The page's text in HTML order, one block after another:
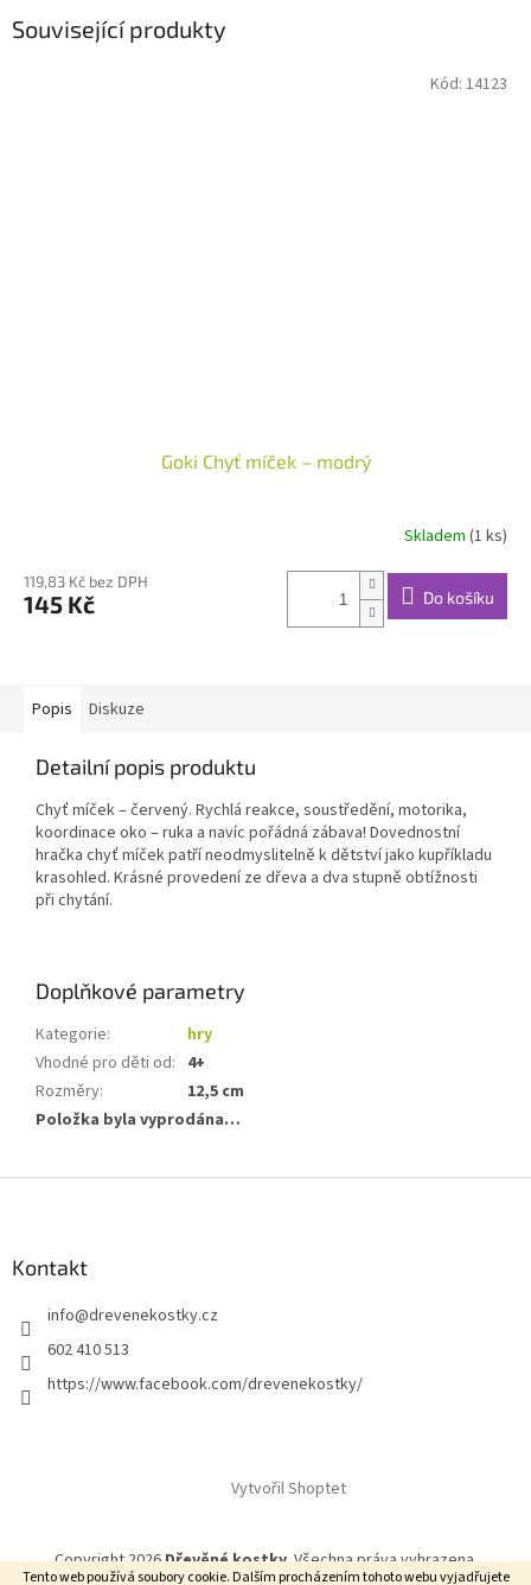
Tento web používá soubory cookie. Dalším procházením tohoto webu vyjadřujete
Související produkty
Goki Chyť míček – modrý
Skladem (1 ks)
119,83 Kč bez DPH
145 Kč Do košíku
Kód: 14123
Popis Diskuze
Detailní popis produktu
Chyť míček – červený. Rychlá reakce, soustředění, motorika,
koordinace oko – ruka a navíc pořádná zábava! Dovednostní
hračka chyť míček patří neodmyslitelně k dětství jako kupříkladu
krasohled. Krásné provedení ze dřeva a dva stupně obtížnosti
při chytání.
Doplňkové parametry
Kategorie:
hry
Vhodné pro děti od: 4+
Rozměry:
12,5 cm
Položka byla vyprodána…
Kontakt
info@drevenekostky.cz
602 410 513
https://www.facebook.com/drevenekostky/
Vytvořil Shoptet
Copyright 2026Dřevěné kostky. Všechna práva vyhrazena.